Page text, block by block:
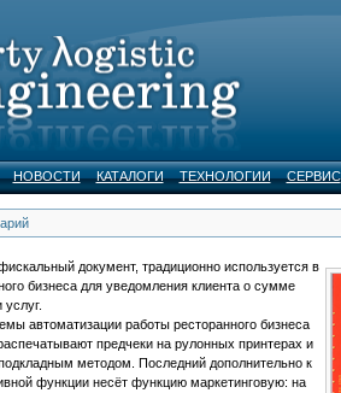
НОВОСТИ КАТАЛОГИ ТЕХНОЛОГИИ СЕРВИС
документ, традиционно используется в
бизнеса для уведомления клиента о сумме
услуг.
автоматизации работы ресторанного бизнеса
предчеки на рулонных принтерах и
методом. Последний дополнительно к
функции несёт функцию маркетинговую: на